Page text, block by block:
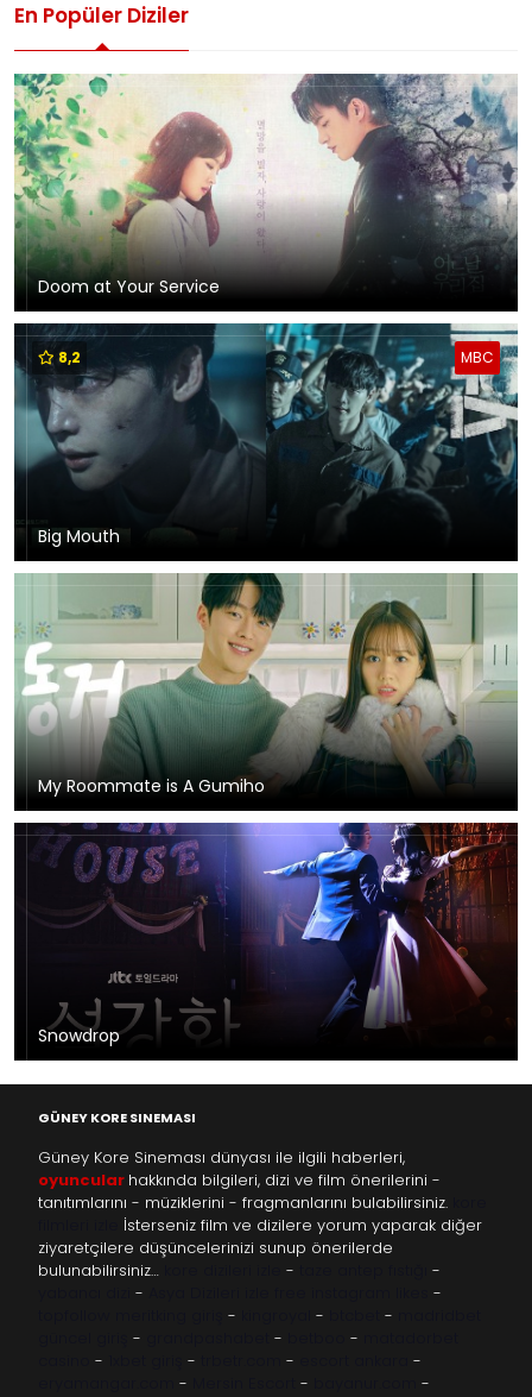
En Popüler Diziler
Doom at Your Service
MBC
8,2
Big Mouth
My Roommate is A Gumiho
Snowdrop
GÜNEY KORE SINEMASI
Güney Kore Sineması dünyası ile ilgili haberleri,
oyuncular hakkında bilgileri, dizi ve film önerilerini -
tanıtımlarını - müziklerini - fragmanlarını bulabilirsiniz.
İsterseniz film ve dizilere yorum yaparak diğer
ziyaretçilere düşüncelerinizi sunup önerilerde
bulunabilirsiniz…
-
-
-
-
- - -
- - -
- - -
-
- - -